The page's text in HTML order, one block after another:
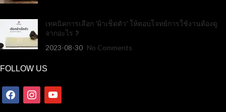
เทคนิคการเลือก ‘ผ้าเช็ดตัว’ ให้ตอบโจทย์การใช้งานต้องดู
จากอะไร ?
2023-08-30 No Comments
FOLLOW US